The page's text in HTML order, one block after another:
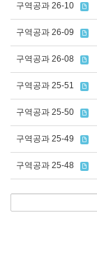
구역공과 26-10
구역공과 26-09
구역공과 26-08
구역공과 25-51
구역공과 25-50
구역공과 25-49
구역공과 25-48